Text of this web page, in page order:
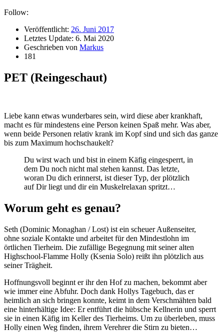
Follow:
Veröffentlicht: 26. Juni 2017
Letztes Update: 6. Mai 2020
Geschrieben von Markus
181
PET (Reingeschaut)
Liebe kann etwas wunderbares sein, wird diese aber krankhaft,
macht es für mindestens eine Person keinen Spaß mehr. Was aber,
wenn beide Personen relativ krank im Kopf sind und sich das ganze
bis zum Maximum hochschaukelt?
Du wirst wach und bist in einem Käfig eingesperrt, in
dem Du noch nicht mal stehen kannst. Das letzte,
woran Du dich erinnerst, ist dieser Typ, der plötzlich
auf Dir liegt und dir ein Muskelrelaxan spritzt…
Worum geht es genau?
Seth (Dominic Monaghan / Lost) ist ein scheuer Außenseiter,
ohne soziale Kontakte und arbeitet für den Mindestlohn im
örtlichen Tierheim. Die zufällige Begegnung mit seiner alten
Highschool-Flamme Holly (Ksenia Solo) reißt ihn plötzlich aus
seiner Trägheit.
Hoffnungsvoll beginnt er ihr den Hof zu machen, bekommt aber
wie immer eine Abfuhr. Doch dank Hollys Tagebuch, das er
heimlich an sich bringen konnte, keimt in dem Verschmähten bald
eine hinterhältige Idee: Er entführt die hübsche Kellnerin und sperrt
sie in einen Käfig im Keller des Tierheims. Um zu überleben, muss
Holly einen Weg finden, ihrem Verehrer die Stirn zu bieten…